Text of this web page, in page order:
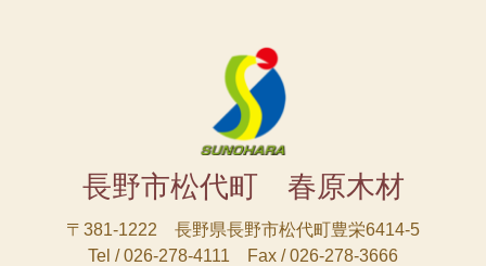
長野市松代町 春原木材
〒381-1222 長野県長野市松代町豊栄6414-5
Tel / 026-278-4111 Fax / 026-278-3666